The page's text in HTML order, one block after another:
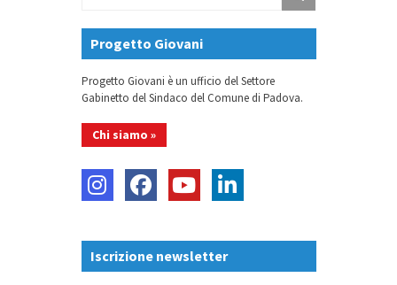
Progetto Giovani
Progetto Giovani è un ufficio del Settore
Gabinetto del Sindaco del Comune di Padova.
Chi siamo »
Iscrizione newsletter